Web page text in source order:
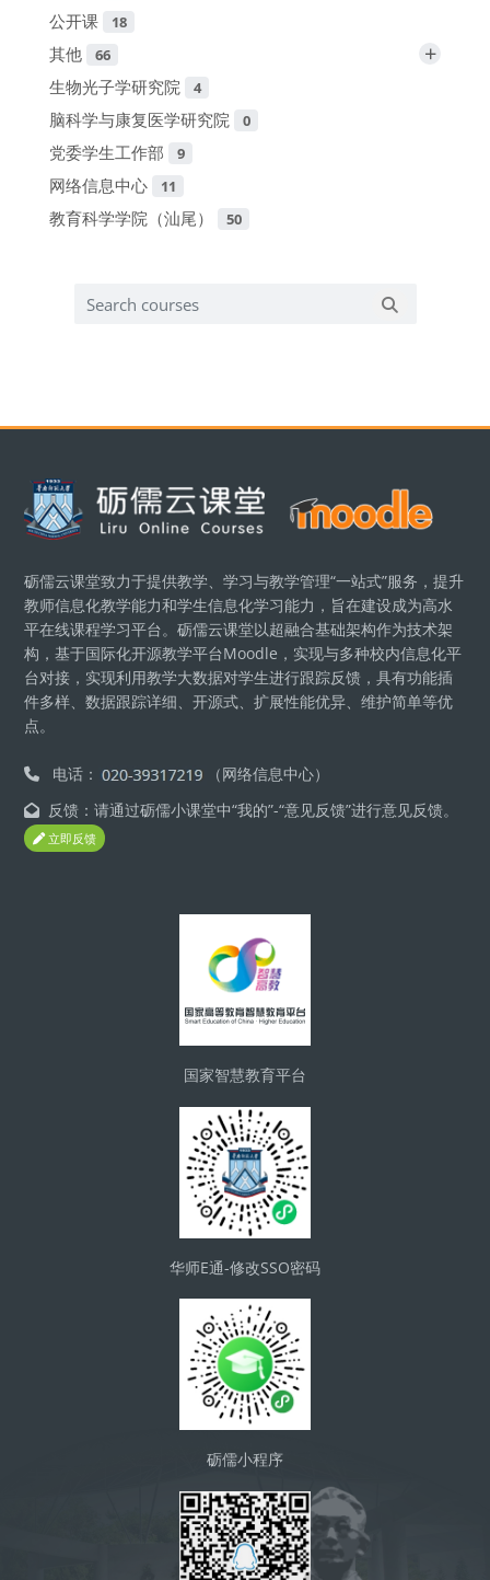
公开课 18
其他 66 +
生物光子学研究院 4
脑科学与康复医学研究院 0
党委学生工作部 9
网络信息中心 11
教育科学学院（汕尾） 50
Search courses
Блоки
砺儒云课堂致力于提供教学、学习与教学管理“一站式”服务，提升
教师信息化教学能力和学生信息化学习能力，旨在建设成为高水
平在线课程学习平台。砺儒云课堂以超融合基础架构作为技术架
构，基于国际化开源教学平台Moodle，实现与多种校内信息化平
台对接，实现利用教学大数据对学生进行跟踪反馈，具有功能插
件多样、数据跟踪详细、开源式、扩展性能优异、维护简单等优
点。
电话：
（网络信息中心）
反馈：请通过砺儒小课堂中“我的”-“意见反馈”进行意见反馈。
立即反馈
国家智慧教育平台
华师E通-修改SSO密码
砺儒小程序